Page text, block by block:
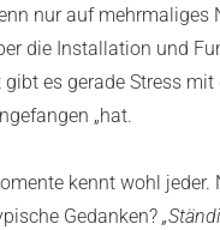
nur auf
die Installation und
es gerade Stress
„hat.
kennt wohl
Gedanken?